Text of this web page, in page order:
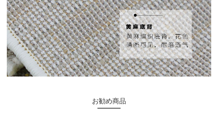
お勧め商品